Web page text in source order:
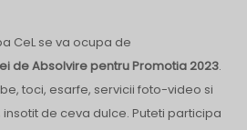
CeL se va ocupa de
de Absolvire pentru Promotia 2023.
toci, esarfe, servicii foto-video si
de ceva dulce. Puteti participa